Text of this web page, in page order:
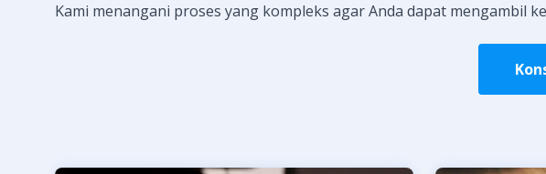
Kami menangani proses yang kompleks agar Anda dapat mengambil